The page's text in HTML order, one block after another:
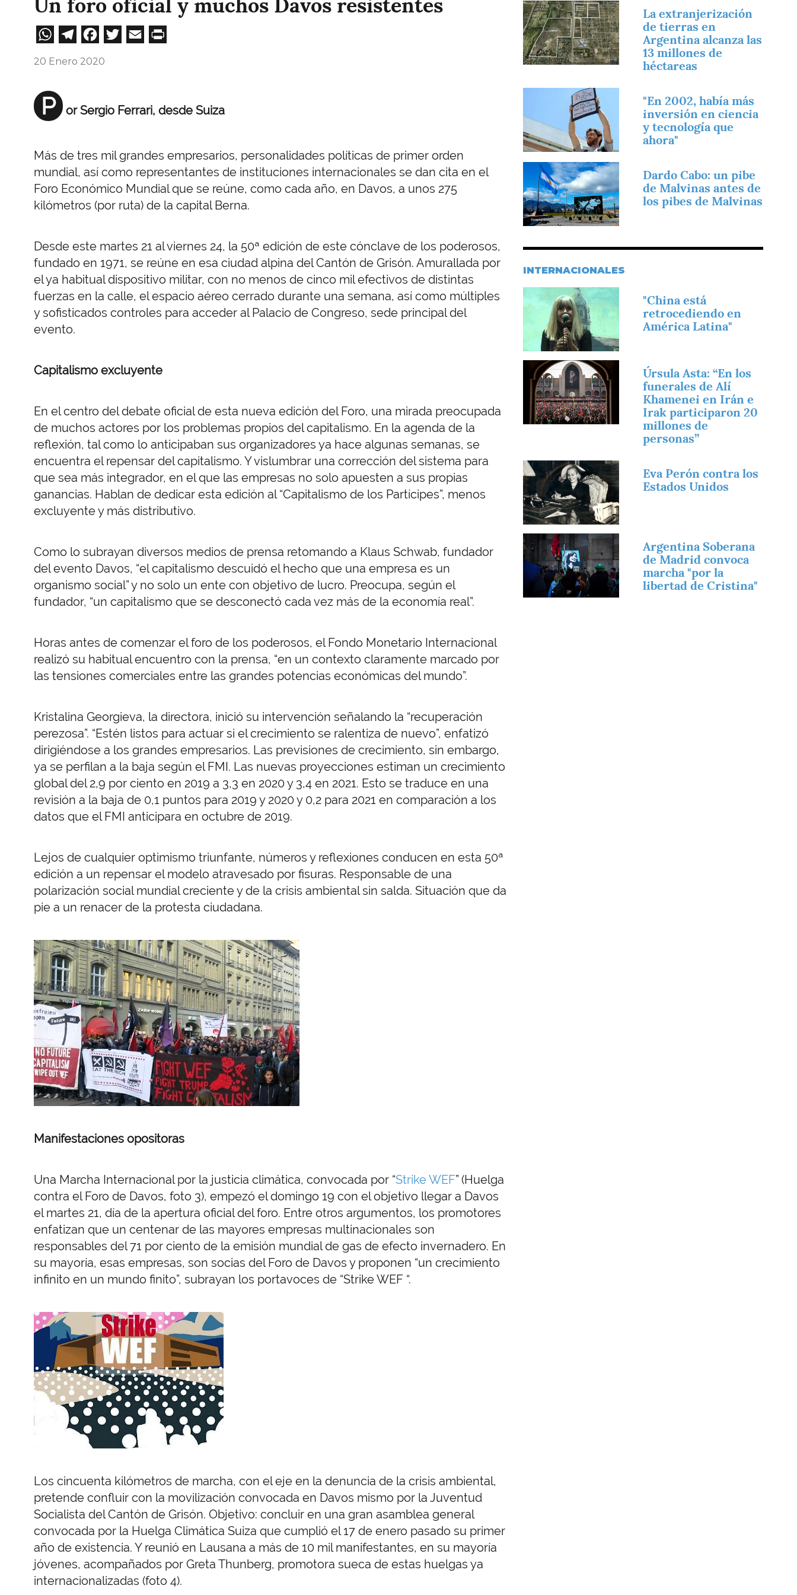
Un foro oficial y muchos Davos resistentes
WhatsApp
Telegram
Facebook
Twitter
Email
20 Enero 2020
P or Sergio Ferrari, desde Suiza
Más de tres mil grandes empresarios, personalidades políticas de primer orden
mundial, así como representantes de instituciones internacionales se dan cita en el
Foro Económico Mundial que se reúne, como cada año, en Davos, a unos 275
kilómetros (por ruta) de la capital Berna.
Desde este martes 21 al viernes 24, la 50ª edición de este cónclave de los poderosos,
fundado en 1971, se reúne en esa ciudad alpina del Cantón de Grisón. Amurallada por
el ya habitual dispositivo militar, con no menos de cinco mil efectivos de distintas
fuerzas en la calle, el espacio aéreo cerrado durante una semana, así como múltiples
y sofisticados controles para acceder al Palacio de Congreso, sede principal del
evento.
Capitalismo excluyente
En el centro del debate oficial de esta nueva edición del Foro, una mirada preocupada
de muchos actores por los problemas propios del capitalismo. En la agenda de la
reflexión, tal como lo anticipaban sus organizadores ya hace algunas semanas, se
encuentra el repensar del capitalismo. Y vislumbrar una corrección del sistema para
que sea más integrador, en el que las empresas no solo apuesten a sus propias
ganancias. Hablan de dedicar esta edición al “Capitalismo de los Partícipes”, menos
excluyente y más distributivo.
Como lo subrayan diversos medios de prensa retomando a Klaus Schwab, fundador
del evento Davos, “el capitalismo descuidó el hecho que una empresa es un
organismo social” y no solo un ente con objetivo de lucro. Preocupa, según el
fundador, “un capitalismo que se desconectó cada vez más de la economía real”.
Horas antes de comenzar el foro de los poderosos, el Fondo Monetario Internacional
realizó su habitual encuentro con la prensa, “en un contexto claramente marcado por
las tensiones comerciales entre las grandes potencias económicas del mundo”.
Kristalina Georgieva, la directora, inició su intervención señalando la “recuperación
perezosa”. “Estén listos para actuar si el crecimiento se ralentiza de nuevo”, enfatizó
dirigiéndose a los grandes empresarios. Las previsiones de crecimiento, sin embargo,
ya se perfilan a la baja según el FMI. Las nuevas proyecciones estiman un crecimiento
global del 2,9 por ciento en 2019 a 3,3 en 2020 y 3,4 en 2021. Esto se traduce en una
revisión a la baja de 0,1 puntos para 2019 y 2020 y 0,2 para 2021 en comparación a los
datos que el FMI anticipara en octubre de 2019.
Lejos de cualquier optimismo triunfante, números y reflexiones conducen en esta 50ª
edición a un repensar el modelo atravesado por fisuras. Responsable de una
polarización social mundial creciente y de la crisis ambiental sin salda. Situación que da
pie a un renacer de la protesta ciudadana.
Manifestaciones opositoras
Una Marcha Internacional por la justicia climática, convocada por “Strike WEF” (Huelga
contra el Foro de Davos, foto 3), empezó el domingo 19 con el objetivo llegar a Davos
el martes 21, día de la apertura oficial del foro. Entre otros argumentos, los promotores
enfatizan que un centenar de las mayores empresas multinacionales son
responsables del 71 por ciento de la emisión mundial de gas de efecto invernadero. En
su mayoría, esas empresas, son socias del Foro de Davos y proponen “un crecimiento
infinito en un mundo finito”, subrayan los portavoces de “Strike WEF “.
Los cincuenta kilómetros de marcha, con el eje en la denuncia de la crisis ambiental,
pretende confluir con la movilización convocada en Davos mismo por la Juventud
Socialista del Cantón de Grisón. Objetivo: concluir en una gran asamblea general
convocada por la Huelga Climática Suiza que cumplió el 17 de enero pasado su primer
año de existencia. Y reunió en Lausana a más de 10 mil manifestantes, en su mayoría
jóvenes, acompañados por Greta Thunberg, promotora sueca de estas huelgas ya
internacionalizadas (foto 4).
Imagen
La extranjerización
de tierras en
Argentina alcanza las
13 millones de
héctareas
"En 2002, había más
inversión en ciencia
y tecnología que
ahora"
Imagen
Dardo Cabo: un pibe
de Malvinas antes de
los pibes de Malvinas
INTERNACIONALES
"China está
retrocediendo en
América Latina"
Imagen
Úrsula Asta: “En los
funerales de Alí
Khamenei en Irán e
Irak participaron 20
millones de
personas”
Imagen
Eva Perón contra los
Estados Unidos
Imagen
Argentina Soberana
de Madrid convoca
marcha "por la
libertad de Cristina"